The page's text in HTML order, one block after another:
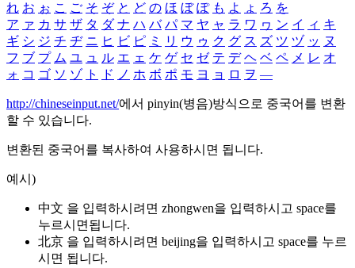
れ お ぉ こ ご そ ぞ と ど の ほ ぼ ぽ も よ ょ ろ を
ア ァ カ サ ザ タ ダ ナ ハ バ パ マ ヤ ャ ラ ワ ヮ ン イ ィ キ
ギ シ ジ チ ヂ ニ ヒ ビ ピ ミ リ ウ ゥ ク グ ス ズ ツ ヅ ッ ヌ
フ ブ プ ム ユ ュ ル エ ェ ケ ゲ セ ゼ テ デ ヘ ベ ペ メ レ オ
ォ コ ゴ ソ ゾ ト ド ノ ホ ボ ポ モ ヨ ョ ロ ヲ ―
http://chineseinput.net/에서 pinyin(병음)방식으로 중국어를 변환
할 수 있습니다.
변환된 중국어를 복사하여 사용하시면 됩니다.
예시)
中文 을 입력하시려면 zhongwen을 입력하시고 space를
누르시면됩니다.
北京 을 입력하시려면 beijing을 입력하시고 space를 누르
시면 됩니다.